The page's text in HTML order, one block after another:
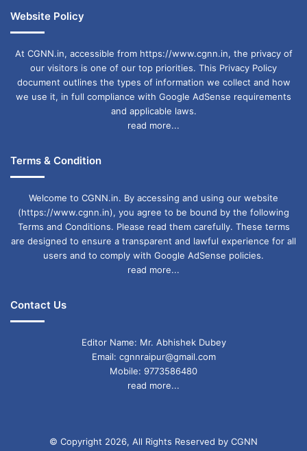
Website Policy
At CGNN.in, accessible from https://www.cgnn.in, the privacy of
our visitors is one of our top priorities. This Privacy Policy
document outlines the types of information we collect and how
we use it, in full compliance with Google AdSense requirements
and applicable laws.
read more...
Terms & Condition
Welcome to CGNN.in. By accessing and using our website
(https://www.cgnn.in), you agree to be bound by the following
Terms and Conditions. Please read them carefully. These terms
are designed to ensure a transparent and lawful experience for all
users and to comply with Google AdSense policies.
read more...
Contact Us
Editor Name: Mr. Abhishek Dubey
Email: cgnnraipur@gmail.com
Mobile: 9773586480
read more...
© Copyright 2026, All Rights Reserved by CGNN